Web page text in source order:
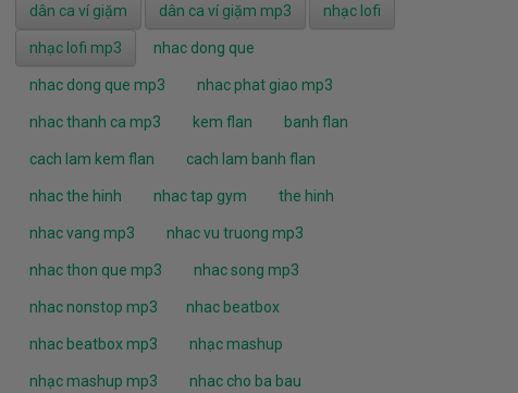
dân ca ví giặm dân ca ví giặm mp3 nhạc lofi
nhạc lofi mp3 nhac dong que
nhac dong que mp3 nhac phat giao mp3
nhac thanh ca mp3 kem flan banh flan
cach lam kem flan cach lam banh flan
nhac the hinh nhac tap gym the hinh
nhac vang mp3 nhac vu truong mp3
nhac thon que mp3 nhac song mp3
nhac nonstop mp3 nhac beatbox
nhac beatbox mp3 nhạc mashup
nhạc mashup mp3 nhac cho ba bau